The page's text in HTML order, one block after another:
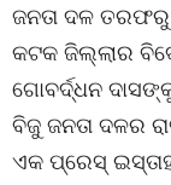
ଜନତା ଦଳ ତରଫରୁ
କଟକ ଜିଲ୍ଲାର
ଗୋବର୍ଦ୍ଧନ
ବିଜୁ ଜନତା ଦଳର
ଏକ ପ୍ରେସ୍‌